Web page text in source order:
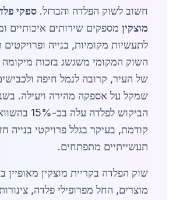
חשוב לשוק הפלדה והברזל. ספקי
מוצקין מספקים שירותים איכותיים
לתעשיות מקומיות, בנייה
השוק המקומי משגשג בזכות
של העיר, קרובה לנמל חיפה
הביקוש לפלדה
קודמת, בעיקר בגלל פרויקטי בנייה
תעשייתיים מתפתחים.
שוק הפלדה בקריית מוצקין מאופיין
מוצרים, החל מפרופילי פלדה,